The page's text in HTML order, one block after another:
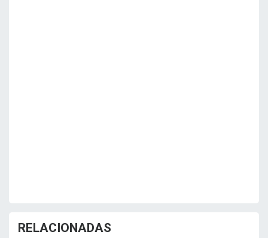
RELACIONADAS